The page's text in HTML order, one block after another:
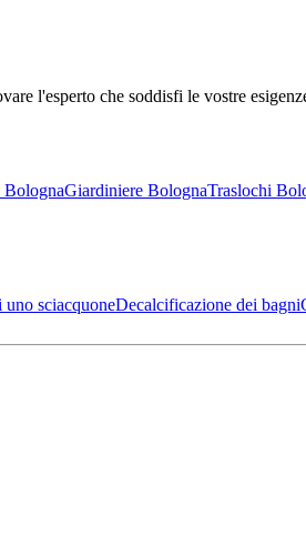
l'esperto che soddisfi le vostre
BolognaGiardiniere BolognaTraslochi
sciacquoneDecalcificazione dei bagni